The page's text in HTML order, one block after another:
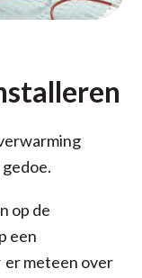
op de
een
er meteen over